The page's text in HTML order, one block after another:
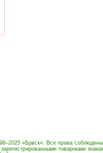
«Брвск». Все права
товарными